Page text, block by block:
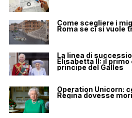
Come scegliere i
Roma se ci si vuole
La linea di
Elisabetta II: il primo
principe del Galles
Operation Unicorn:
Regina dovesse